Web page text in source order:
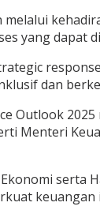
yang dapat
dan
Outlook
Menteri
serta
keuangan